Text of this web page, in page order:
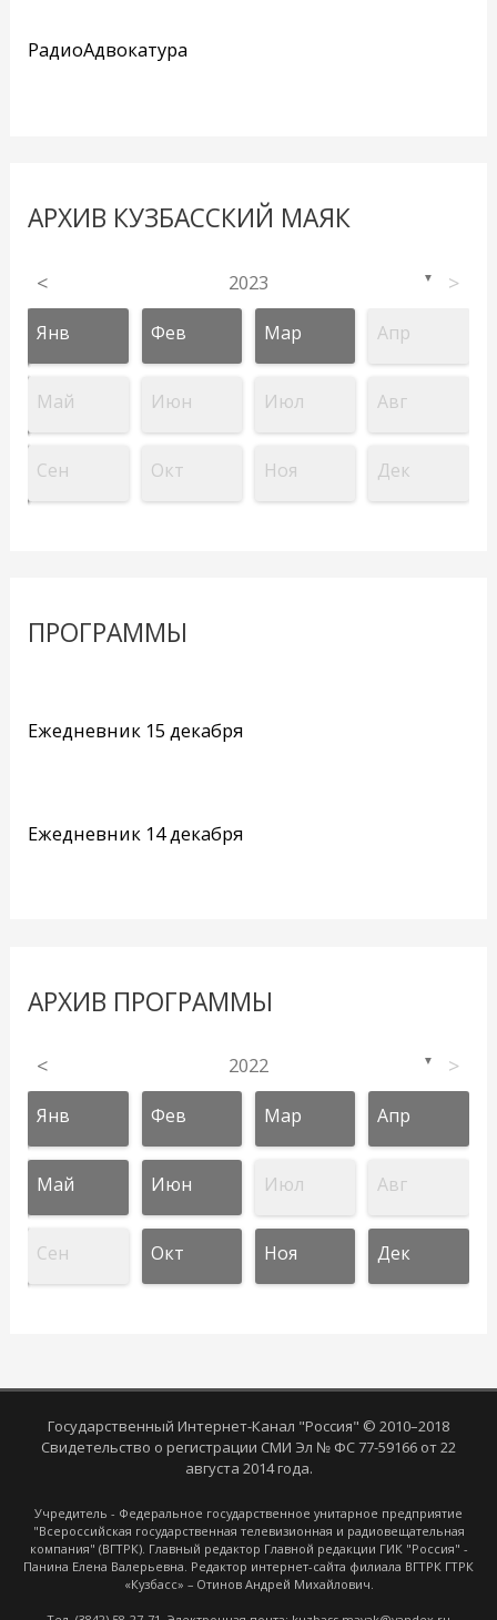
РадиоАдвокатура
АРХИВ КУЗБАССКИЙ МАЯК
< 2023 ▼ >
Янв Фев Мар Апр
Май Июн Июл Авг
Сен Окт Ноя Дек
ПРОГРАММЫ
Ежедневник 15 декабря
Ежедневник 14 декабря
АРХИВ ПРОГРАММЫ
< 2022 ▼ >
Янв Фев Мар Апр
Май Июн Июл Авг
Сен Окт Ноя Дек
Государственный Интернет-Канал "Россия" © 2010–2018
Свидетельство о регистрации СМИ Эл № ФС 77-59166 от 22
августа 2014 года.
Учредитель - Федеральное государственное унитарное предприятие
"Всероссийская государственная телевизионная и радиовещательная
компания" (ВГТРК). Главный редактор Главной редакции ГИК "Россия" -
Панина Елена Валерьевна. Редактор интернет-сайта филиала ВГТРК ГТРК
«Кузбасс» – Отинов Андрей Михайлович.